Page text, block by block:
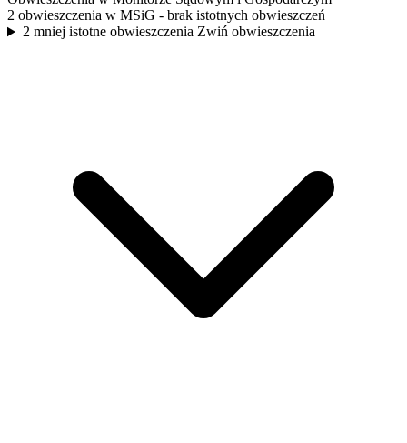
2 obwieszczenia w MSiG - brak istotnych obwieszczeń
2 mniej istotne obwieszczenia Zwiń obwieszczenia